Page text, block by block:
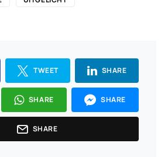
TWEET SHARE
SHARE SHARE
SHARE